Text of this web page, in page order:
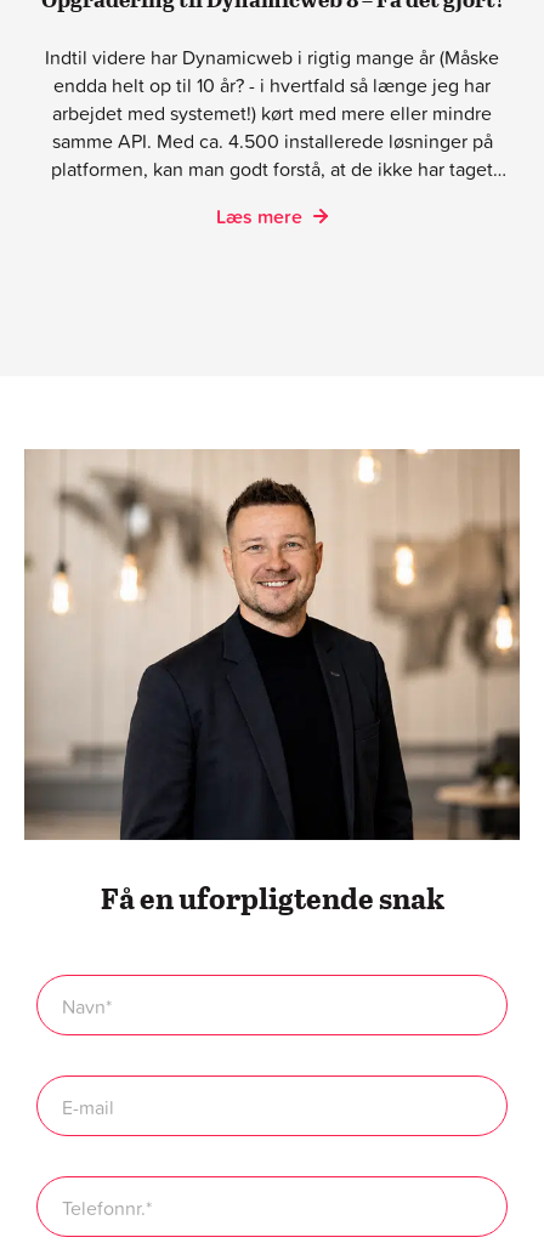
Indtil videre har Dynamicweb i rigtig mange år (Måske
endda helt op til 10 år? - i hvertfald så længe jeg har
arbejdet med systemet!) kørt med mere eller mindre
samme API. Med ca. 4.500 installerede løsninger på
platformen, kan man godt forstå, at de ikke har taget
Læs mere
Få en uforpligtende snak